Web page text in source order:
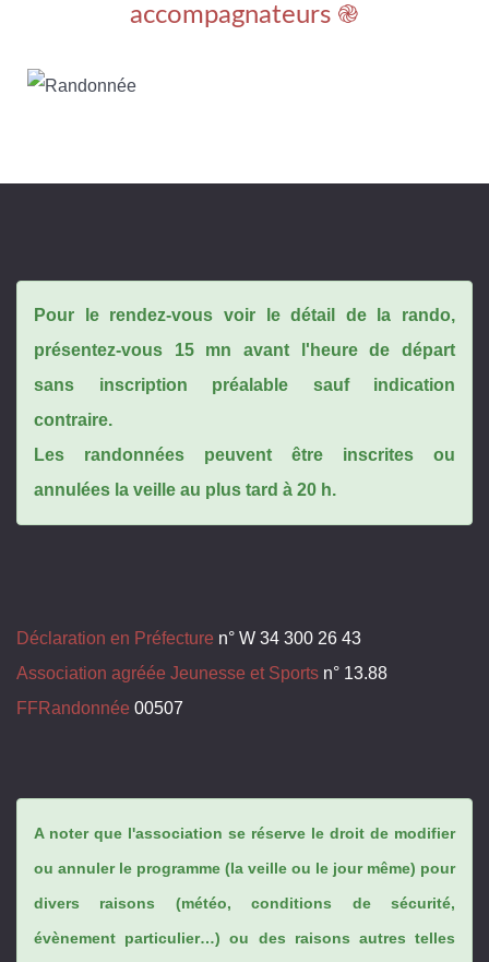
accompagnateurs ֎
Pour le rendez-vous voir le détail de la rando,
présentez-vous 15 mn avant l'heure de départ
sans inscription préalable sauf indication
contraire.
Les randonnées peuvent être inscrites ou
annulées la veille au plus tard à 20 h.
Déclaration en Préfecture n° W 34 300 26 43
Association agréée Jeunesse et Sports n° 13.88
FFRandonnée 00507
A noter que l'association se réserve le droit de modifier
ou annuler le programme (la veille ou le jour même) pour
divers raisons (météo, conditions de sécurité,
évènement particulier…) ou des raisons autres telles